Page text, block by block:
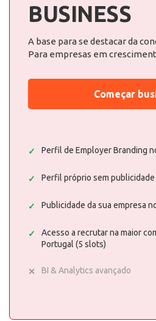
BUSINESS
A base para se destacar da
Para empresas em
Começar
Perfil de Employer Branding
Perfil próprio sem publicidade
Publicidade da sua empresa
Acesso a recrutar na maior
Portugal (5 slots)
BI & Analytics avançado